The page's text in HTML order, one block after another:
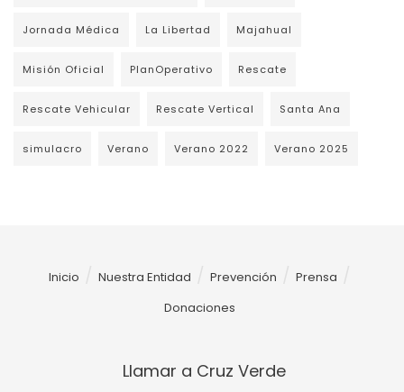
Jornada Médica La Libertad Majahual
Misión Oficial PlanOperativo Rescate
Rescate Vehicular Rescate Vertical Santa Ana
simulacro Verano Verano 2022 Verano 2025
Inicio Nuestra Entidad Prevención
Prensa
Donaciones
Llamar a Cruz Verde